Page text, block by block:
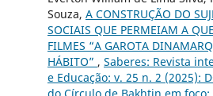
Souza, A CONSTRUÇÃO DO
SOCIAIS QUE PERMEIAM A
FILMES “A GAROTA
HÁBITO” , Saberes: Revista
e Educação: v. 25 n. 2 (2025):